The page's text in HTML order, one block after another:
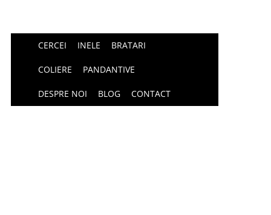
CERCEI INELE BRATARI
COLIERE PANDANTIVE
DESPRE NOI BLOG CONTACT